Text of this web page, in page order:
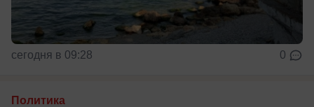
сегодня в 09:28 0
Политика